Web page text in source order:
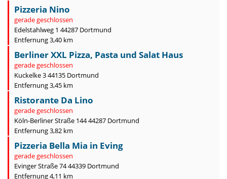
Pizzeria Nino
gerade geschlossen
Edelstahlweg 1 44287 Dortmund
Entfernung 3,40 km
Berliner XXL Pizza, Pasta und Salat Haus
gerade geschlossen
Kuckelke 3 44135 Dortmund
Entfernung 3,45 km
Ristorante Da Lino
gerade geschlossen
Köln-Berliner Straße 144 44287 Dortmund
Entfernung 3,82 km
Pizzeria Bella Mia in Eving
gerade geschlossen
Evinger Straße 74 44339 Dortmund
Entfernung 4,11 km